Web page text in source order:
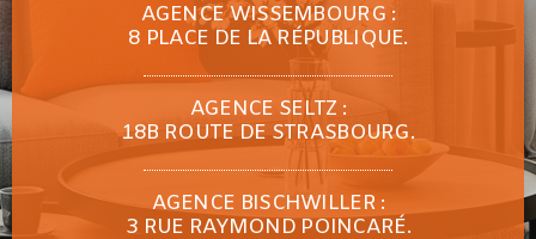
AGENCE WISSEMBOURG :
8 PLACE DE LA RÉPUBLIQUE.
AGENCE SELTZ :
18B ROUTE DE STRASBOURG.
AGENCE BISCHWILLER :
3 RUE RAYMOND POINCARÉ.